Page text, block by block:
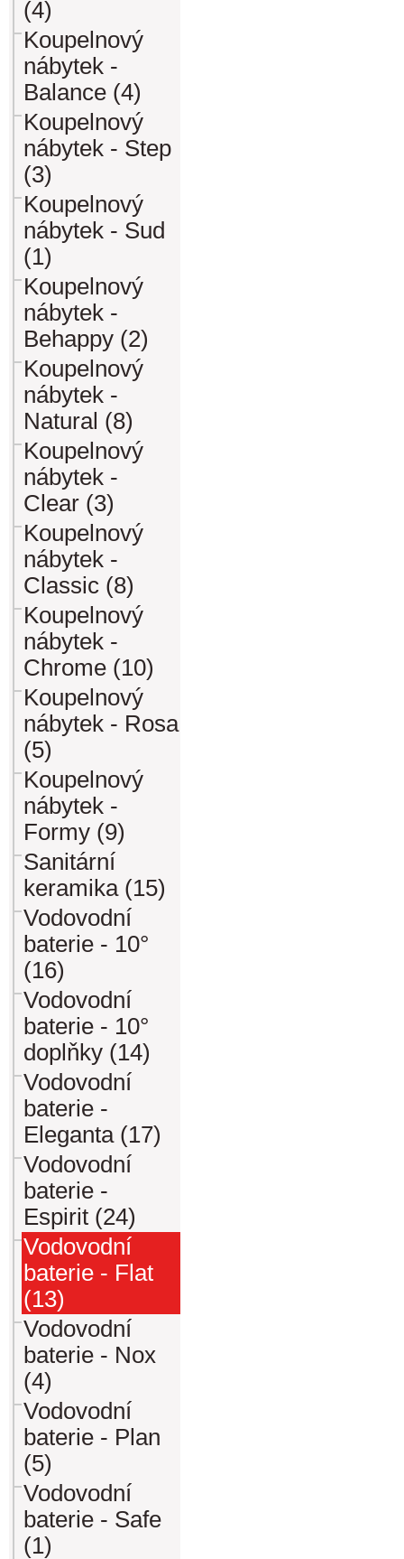
(4)
Koupelnový
nábytek -
Balance (4)
Koupelnový
nábytek - Step
(3)
Koupelnový
nábytek - Sud
(1)
Koupelnový
nábytek -
Behappy (2)
Koupelnový
nábytek -
Natural (8)
Koupelnový
nábytek -
Clear (3)
Koupelnový
nábytek -
Classic (8)
Koupelnový
nábytek -
Chrome (10)
Koupelnový
nábytek - Rosa
(5)
Koupelnový
nábytek -
Formy (9)
Sanitární
keramika (15)
Vodovodní
baterie - 10°
(16)
Vodovodní
baterie - 10°
doplňky (14)
Vodovodní
baterie -
Eleganta (17)
Vodovodní
baterie -
Espirit (24)
Vodovodní
baterie - Flat
(13)
Vodovodní
baterie - Nox
(4)
Vodovodní
baterie - Plan
(5)
Vodovodní
baterie - Safe
(1)